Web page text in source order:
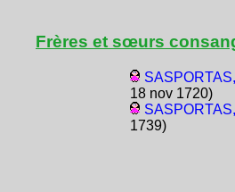
Frères et sœurs
18 nov 1720)
1739)